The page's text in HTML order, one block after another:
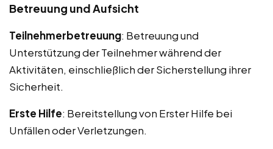
Betreuung und Aufsicht
Teilnehmerbetreuung: Betreuung und
Unterstützung der Teilnehmer während der
Aktivitäten, einschließlich der Sicherstellung ihrer
Sicherheit.
Erste Hilfe: Bereitstellung von Erster Hilfe bei
Unfällen oder Verletzungen.